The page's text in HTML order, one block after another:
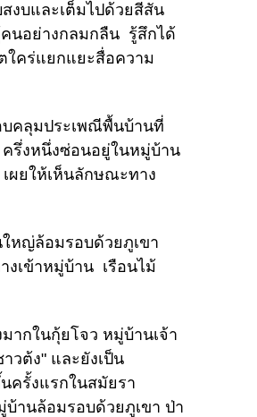
บและเต็มไปด้วยสีสัน
นอย่างกลมกลืน รู้สึกได้
ใคร่แยกแยะสื่อความ
คลุมประเพณีพื้นบ้านที่
รึ่งหนึ่งซ่อนอยู่ในหมู่บ้าน
ผยให้เห็นลักษณะทาง
หญ่ล้อมรอบด้วยภูเขา
งเข้าหมู่บ้าน เรือนไม้
กในกุ้ยโจว หมู่บ้านเจ้า
วต้ง" และยังเป็น
ครั้งแรกในสมัยรา
านล้อมรอบด้วยภูเขา ป่า